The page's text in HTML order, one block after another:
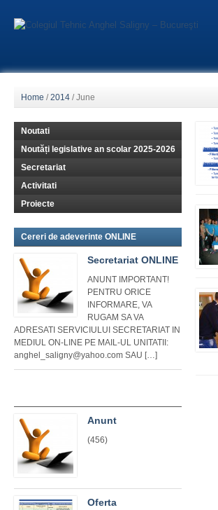
Home /2014 /June
Noutati
Noutăți legislative an scolar 2025-2026
Secretariat
Activitati
Proiecte
Cereri de adeverinte ONLINE
Secretariat ONLINE
ANUNT IMPORTANT!
PENTRU ORICE
INFORMARE, VA
RUGAM SA VA
ADRESATI SERVICIULUI SECRETARIAT IN
MEDIUL ON-LINE PE MAIL-UL UNITATII:
anghel_saligny@yahoo.com SAU […]
Anunt
(456)
Oferta